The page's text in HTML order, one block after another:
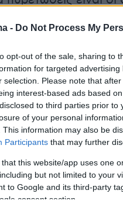
- Do Not Process My
opt-out of the sale, sharing to
for targeted
selection. Please note that
interest-based ads based
to third parties prior
of your personal
This information may also be
Participants that may further
that this website/app uses one
but not limited to your
to Google and its third-party
consent section.
Κωνσταντίνου
βράδυ της Τρίτης
όσον αφορά την
Γλύξμπουργκ
ιδιώτης), αφορούν
και τις
του τέως